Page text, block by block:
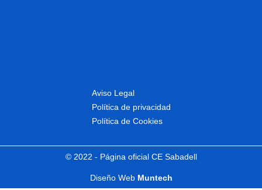
Aviso Legal
Política de privacidad
Política de Cookies
© 2022 - Página oficial CE Sabadell
Diseño Web Muntech